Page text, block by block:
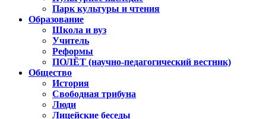
Парк культуры и чтения
Образование
Школа и вуз
Учитель
Реформы
ПОЛЁТ (научно-педагогический вестник)
Общество
История
Свободная трибуна
Люди
Лицейские беседы